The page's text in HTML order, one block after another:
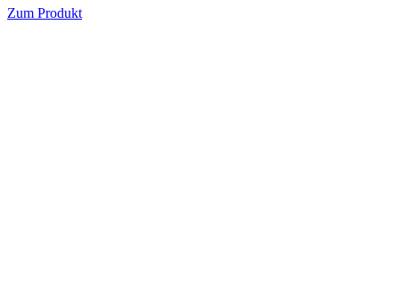
Zum Produkt